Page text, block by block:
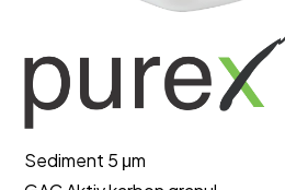
Sediment 5 μm